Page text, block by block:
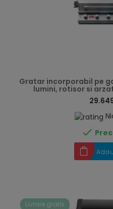
Gratar incorporabil pe
lumini, rotisor si

Livrare gratis